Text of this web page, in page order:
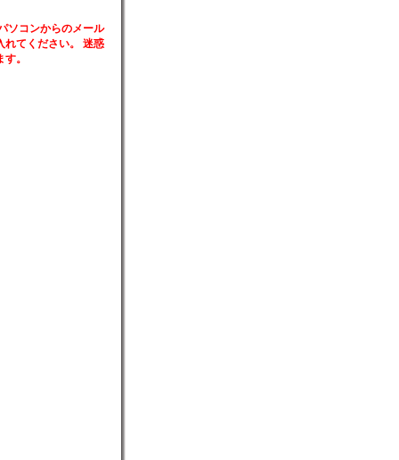
ソコンからのメール
れてください。 迷惑
。